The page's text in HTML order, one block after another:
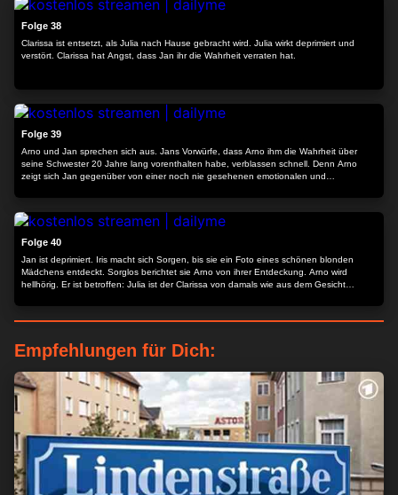
Folge 38
Clarissa ist entsetzt, als Julia nach Hause gebracht wird. Julia wirkt deprimiert und
verstört. Clarissa hat Angst, dass Jan ihr die Wahrheit verraten hat.
Folge 39
Arno und Jan sprechen sich aus. Jans Vorwürfe, dass Arno ihm die Wahrheit über
seine Schwester 20 Jahre lang vorenthalten habe, verblassen schnell. Denn Arno
zeigt sich Jan gegenüber von einer noch nie gesehenen emotionalen und
Folge 40
Jan ist deprimiert. Iris macht sich Sorgen, bis sie ein Foto eines schönen blonden
Mädchens entdeckt. Sorglos berichtet sie Arno von ihrer Entdeckung. Arno wird
hellhörig. Er ist betroffen: Julia ist der Clarissa von damals wie aus dem Gesicht
Empfehlungen für Dich: